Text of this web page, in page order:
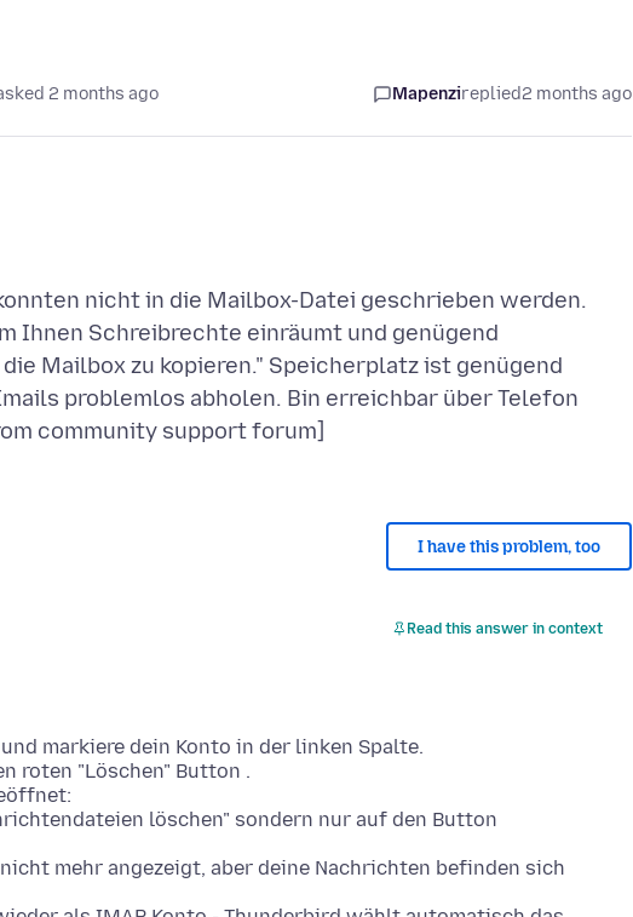
2 months ago Mapenzireplied2 months ago
nicht in die Mailbox-Datei geschrieben werden.
Ihnen Schreibrechte einräumt und genügend
Mailbox zu kopieren." Speicherplatz ist genügend
problemlos abholen. Bin erreichbar über Telefon
I have this problem, too
Read this answer in context
markiere dein Konto in der linken Spalte.
roten "Löschen" Button .
löschen" sondern nur auf den Button
mehr angezeigt, aber deine Nachrichten befinden sich